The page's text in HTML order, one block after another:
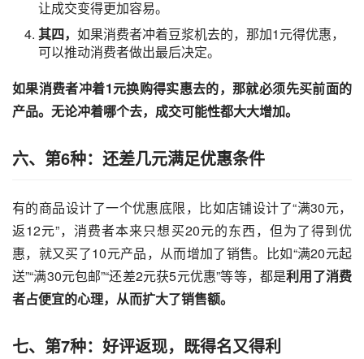
让成交变得更加容易。
其四， 如果消费者冲着豆浆机去的，那加1元得优惠，
可以推动消费者做出最后决定。
如果消费者冲着1元换购得实惠去的，那就必须先买前面的
产品。无论冲着哪个去，成交可能性都大大增加。
六、第6种：还差几元满足优惠条件
有的商品设计了一个优惠底限，比如店铺设计了“满30元，
返12元”，消费者本来只想买20元的东西，但为了得到优
惠，就又买了10元产品，从而增加了销售。比如“满20元起
送”“满30元包邮”“还差2元获5元优惠”等等，都是利用了消费
者占便宜的心理，从而扩大了销售额。
七、第7种：好评返现，既得名又得利